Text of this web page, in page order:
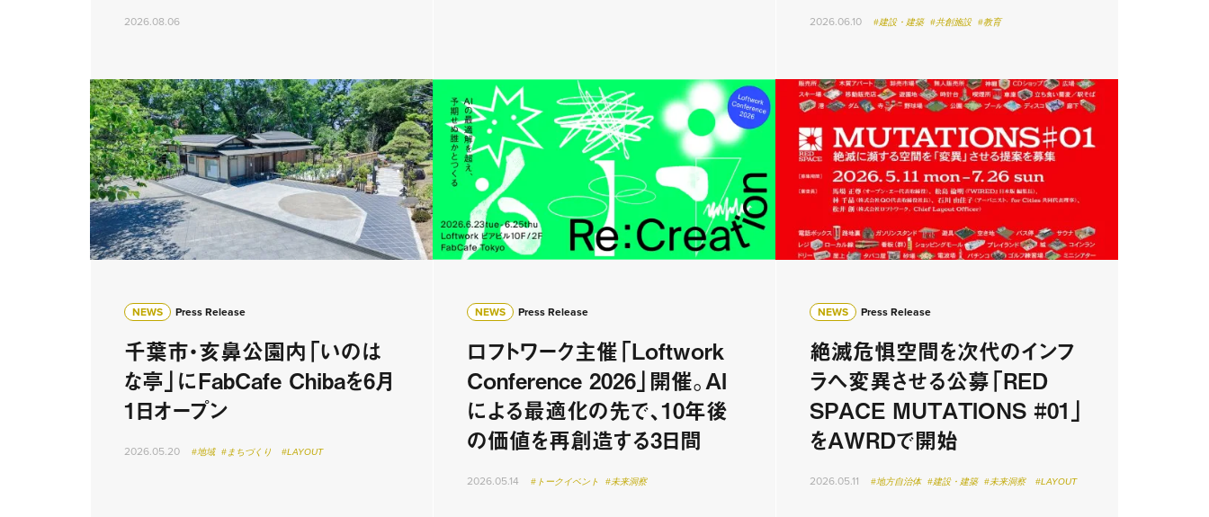
2026.08.06 2026.06.10 #建設・建築 #共創施設 #教育
NEWS Press Release
千葉市・亥鼻公園内「いのは
な亭」にFabCafe Chibaを6月
1日オープン
2026.05.20 #地域 #まちづくり #LAYOUT
NEWS Press Release
ロフトワーク主催「Loftwork
Conference 2026」開催。AI
による最適化の先で、10年後
の価値を再創造する3日間
2026.05.14 #トークイベント #未来洞察
NEWS Press Release
絶滅危惧空間を次代のインフ
ラへ変異させる公募「RED
SPACE MUTATIONS #01」
をAWRDで開始
2026.05.11 #地方自治体 #建設・建築 #未来洞察 #LAYOUT